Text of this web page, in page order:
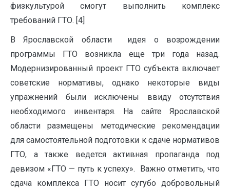
физкультурой смогут выполнить комплекс
требований ГТО. [4]
В Ярославской области идея о возрождении
программы ГТО возникла еще три года назад.
Модернизированный проект ГТО субъекта включает
советские нормативы, однако некоторые виды
упражнений были исключены ввиду отсутствия
необходимого инвентаря. На сайте Ярославской
области размещены методические рекомендации
для самостоятельной подготовки к сдаче нормативов
ГТО, а также ведется активная пропаганда под
девизом «ГТО — путь к успеху». Важно отметить, что
сдача комплекса ГТО носит сугубо добровольный